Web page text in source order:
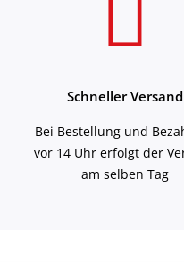
Schneller Versand
Bei Bestellung und
vor 14 Uhr erfolgt der
am selben Tag